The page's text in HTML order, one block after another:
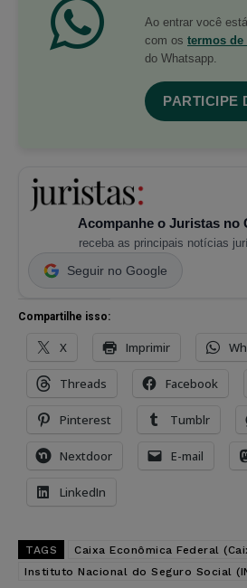
Ao entrar você
com os termos de
do Whatsapp.
PARTICIPE
Acompanhe o Juristas no
receba as principais notícias
Seguir no Google
Compartilhe isso:
X Imprimir
Threads Facebook
Pinterest Tumblr
Nextdoor E-mail
LinkedIn
TAGS Caixa Econômica Federal
Instituto Nacional do Seguro Social